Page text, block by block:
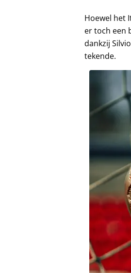
Hoewel het
er toch een
dankzij
tekende.